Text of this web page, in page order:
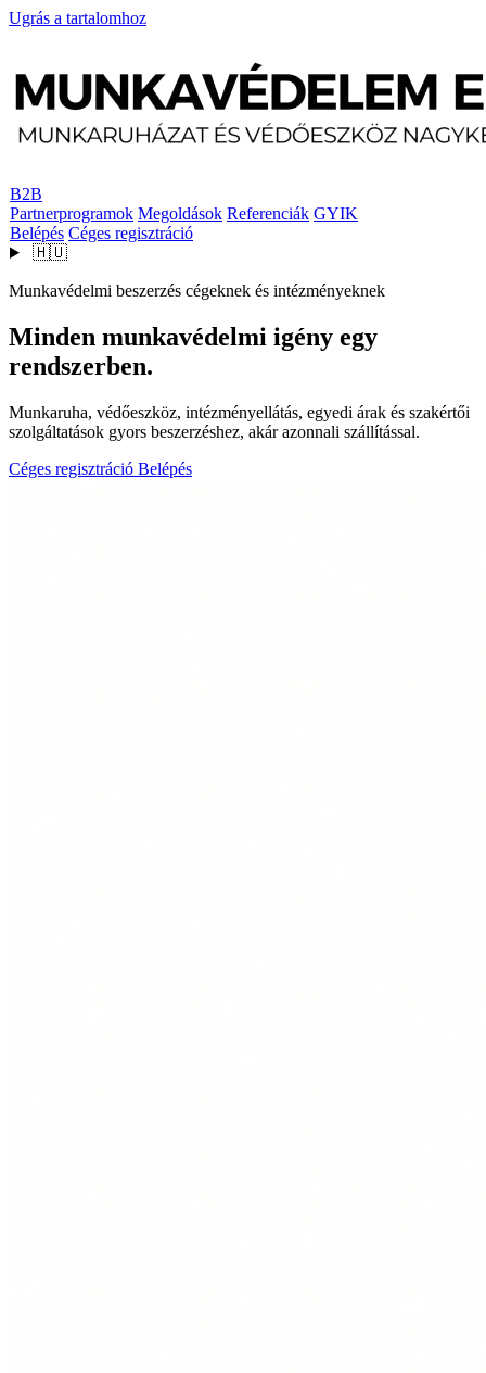
Ugrás a tartalomhoz
B2B
Partnerprogramok Megoldások Referenciák GYIK
Belépés Céges regisztráció
🇭🇺
Munkavédelmi beszerzés cégeknek és intézményeknek
Minden munkavédelmi igény egy
rendszerben.
Munkaruha, védőeszköz, intézményellátás, egyedi árak és szakértői
szolgáltatások gyors beszerzéshez, akár azonnali szállítással.
Céges regisztráció Belépés